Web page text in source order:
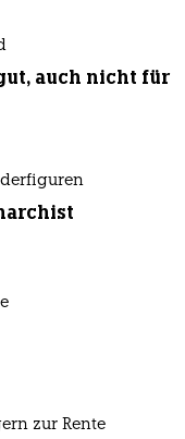
auch nicht für
zur Rente